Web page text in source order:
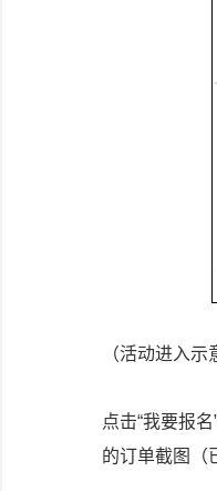
（活动进入示
点击“我要报
的订单截图（